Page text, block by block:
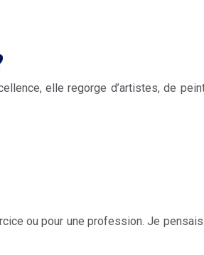
elle regorge d’artistes, de
ou pour une profession. Je